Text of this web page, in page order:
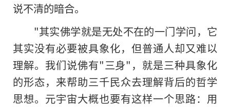
说不清的暗合。
"其实佛学就是无处不在的一门学问，它
其实没有必要被具象化，但普通人却又难以
理解。我们说佛有"三身"，就是三种具象化
的形态，来帮助三千民众去理解背后的哲学
思想。元宇宙大概也要有这样一个思路：用